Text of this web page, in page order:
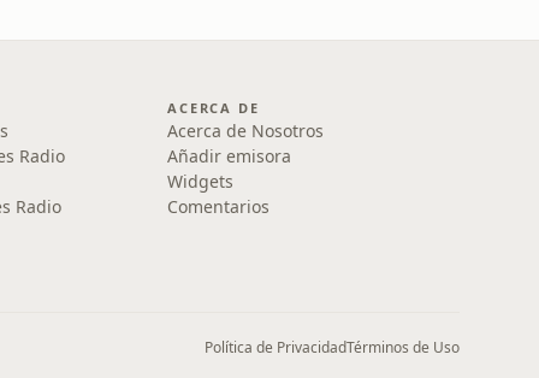
Radio
Radio
ACERCA DE
Acerca de Nosotros
Añadir emisora
Widgets
Comentarios
Política de PrivacidadTérminos de Uso